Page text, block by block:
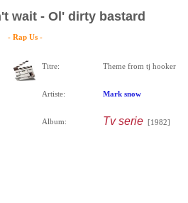
wait - Ol' dirty bastard
- Rap Us -
Titre: Theme from tj hooker
Artiste: Mark snow
Album: Tv serie[1982]